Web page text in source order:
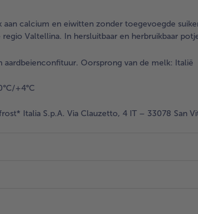
calcium en eiwitten zonder toegevoegde
Valtellina. In hersluitbaar en herbruikbaar
Oorsprong van de melk: Italië
+4°C
Italia S.p.A. Via Clauzetto, 4 IT – 33078 San